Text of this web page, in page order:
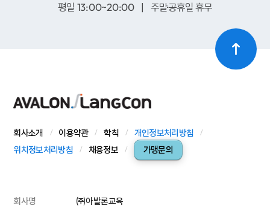
평일 13:00~20:00 | 주말·공휴일 휴무
회사소개 이용약관 학칙
개인정보처리방침
위치정보처리방침
채용정보 가맹문의
회사명
㈜아발론교육